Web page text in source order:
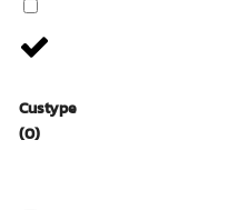
Custype
(0)